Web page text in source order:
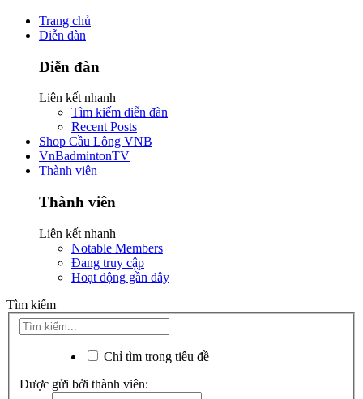
Trang chủ
Diễn đàn
Diễn đàn
Liên kết nhanh
Tìm kiếm diễn đàn
Recent Posts
Shop Cầu Lông VNB
VnBadmintonTV
Thành viên
Thành viên
Liên kết nhanh
Notable Members
Đang truy cập
Hoạt động gần đây
Tìm kiếm
Chỉ tìm trong tiêu đề
Được gửi bởi thành viên: